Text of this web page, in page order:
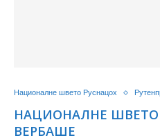
Националне швето Руснацох
НАЦИОНАЛНЕ ШВЕТО
ВЕРБАШЕ